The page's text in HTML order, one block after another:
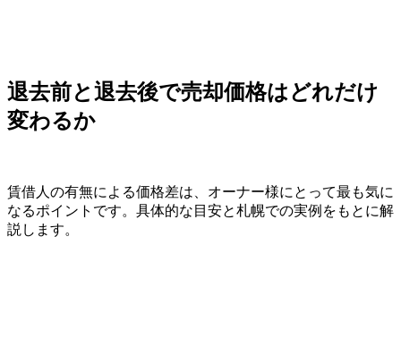
退去前と退去後で売却価格はどれだけ
変わるか
賃借人の有無による価格差は、オーナー様にとって最も気に
なるポイントです。具体的な目安と札幌での実例をもとに解
説します。